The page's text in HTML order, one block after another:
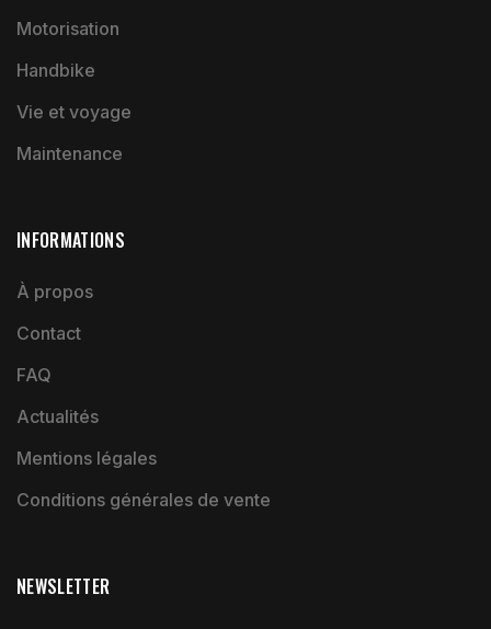
Motorisation
Handbike
Vie et voyage
Maintenance
INFORMATIONS
À propos
Contact
FAQ
Actualités
Mentions légales
Conditions générales de vente
NEWSLETTER